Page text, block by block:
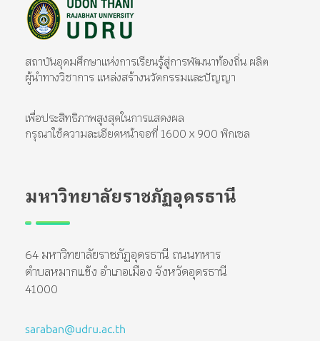
สถาบันอุดมศึกษาแห่งการเรียนรู้สู่การพัฒนาท้องถิ่น ผลิต
ผู้นำทางวิชาการ แหล่งสร้างนวัตกรรมและปัญญา
เพื่อประสิทธิภาพสูงสุดในการแสดงผล
กรุณาใช้ความละเอียดหน้าจอที่ 1600 x 900 พิกเซล
มหาวิทยาลัยราชภัฏอุดรธานี
64 มหาวิทยาลัยราชภัฏอุดรธานี ถนนทหาร
ตำบลหมากแข้ง อำเภอเมือง จังหวัดอุดรธานี
41000
saraban@udru.ac.th